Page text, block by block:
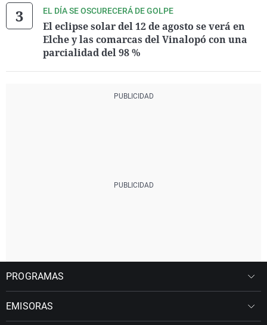
EL DÍA SE OSCURECERÁ DE GOLPE
El eclipse solar del 12 de agosto se verá en
Elche y las comarcas del Vinalopó con una
parcialidad del 98 %
PROGRAMAS
EMISORAS